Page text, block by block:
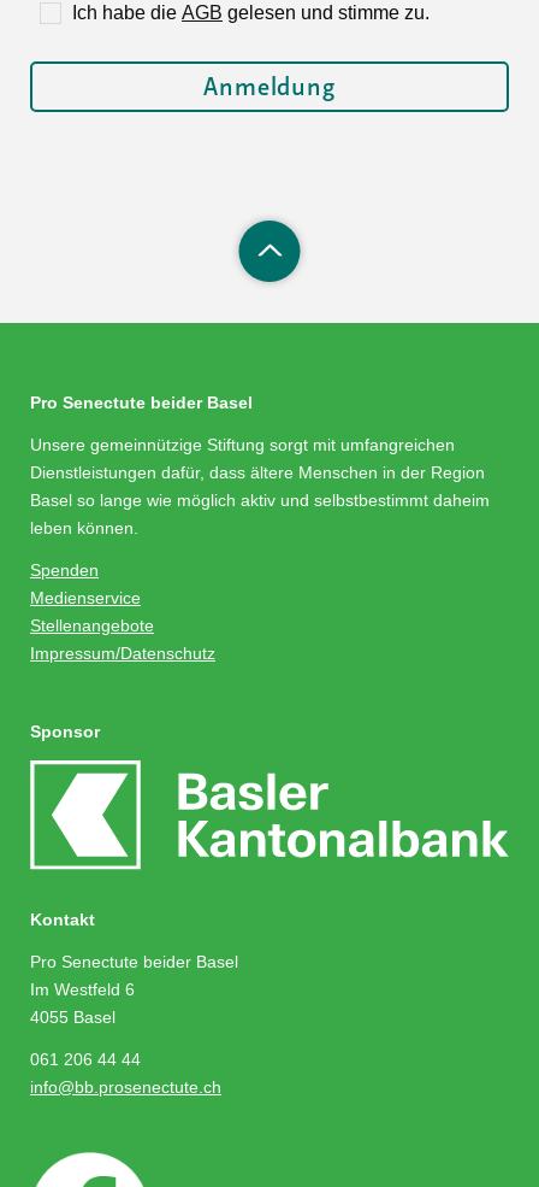
Ich habe die AGB gelesen und stimme zu.
Pro Senectute beider Basel
Unsere gemeinnützige Stiftung sorgt mit umfangreichen
Dienstleistungen dafür, dass ältere Menschen in der Region
Basel so lange wie möglich aktiv und selbstbestimmt daheim
leben können.
Spenden
Medienservice
Stellenangebote
Impressum/Datenschutz
Sponsor
Kontakt
Pro Senectute beider Basel
Im Westfeld 6
4055 Basel
061 206 44 44
info@bb.prosenectute.ch